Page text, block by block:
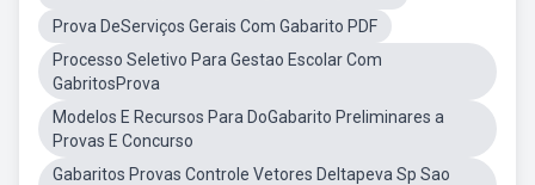
Prova DeServiços Gerais Com Gabarito PDF
Processo Seletivo Para Gestao Escolar Com
GabritosProva
Modelos E Recursos Para DoGabarito Preliminares a
Provas E Concurso
Gabaritos Provas Controle Vetores DeItapeva Sp Sao